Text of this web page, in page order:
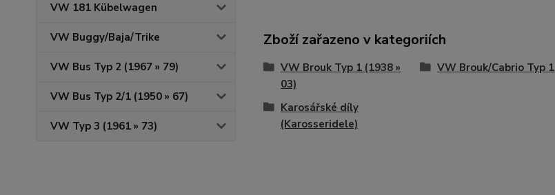
VW 181 Kübelwagen
VW Buggy/Baja/Trike
VW Bus Typ 2 (1967 » 79)
VW Bus Typ 2/1 (1950 » 67)
VW Typ 3 (1961 » 73)
Zboží zařazeno v kategoriích
VW Brouk Typ 1 (1938 »
03)
VW Brouk/Cabrio Typ 1
Karosářské díly
(Karosseridele)